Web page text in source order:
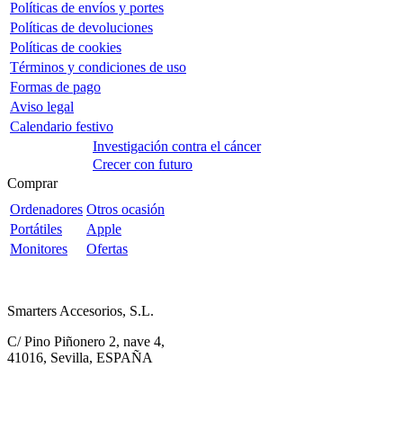
Políticas de envíos y portes
Políticas de devoluciones
Políticas de cookies
Términos y condiciones de uso
Formas de pago
Aviso legal
Calendario festivo
Investigación contra el cáncer
Crecer con futuro
Comprar
Ordenadores Otros ocasión
Portátiles
Apple
Monitores
Ofertas
Smarters Accesorios, S.L.
C/ Pino Piñonero 2, nave 4,
41016, Sevilla, ESPAÑA